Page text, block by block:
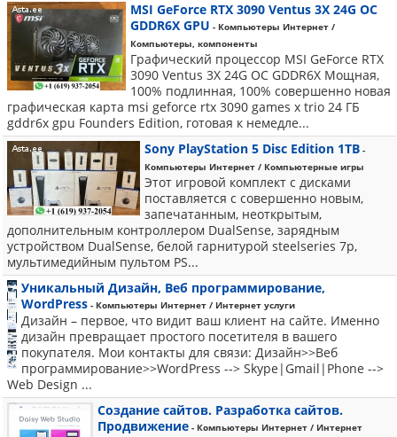
MSI GeForce RTX 3090 Ventus 3X 24G OC
GDDR6X GPU - Компьютеры Интернет /
Компьютеры, компоненты
Графический процессор MSI GeForce RTX
3090 Ventus 3X 24G OC GDDR6X Мощная,
100% подлинная, 100% совершенно новая
графическая карта msi geforce rtx 3090 games x trio 24 ГБ
gddr6x gpu Founders Edition, готовая к немедле...
Sony PlayStation 5 Disc Edition 1TB -
Компьютеры Интернет / Компьютерные игры
Этот игровой комплект с дисками
поставляется с совершенно новым,
запечатанным, неоткрытым,
дополнительным контроллером DualSense, зарядным
устройством DualSense, белой гарнитурой steelseries 7p,
мультимедийным пультом PS...
Уникальный Дизайн, Веб программирование,
WordPress - Компьютеры Интернет / Интернет услуги
Дизайн – первое, что видит ваш клиент на сайте. Именно
дизайн превращает простого посетителя в вашего
покупателя. Мои контакты для связи: Дизайн>>Веб
программирование>>WordPress --> Skype|Gmail|Phone -->
Web Design ...
Создание сайтов. Разработка сайтов.
Продвижение - Компьютеры Интернет / Интернет